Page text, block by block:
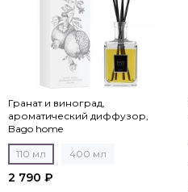
Гранат и виноград,
ароматический диффузор,
Bago home
110 мл 400 мл
2 790 ₽